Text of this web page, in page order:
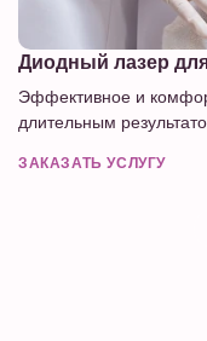
Диодный лазер
Эффективное и
длительным
ЗАКАЗАТЬ УСЛУГУ